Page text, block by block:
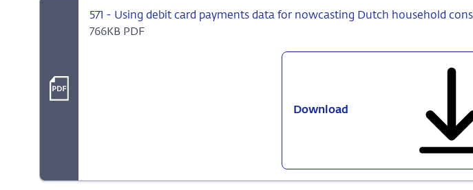
571 - Using debit card payments data for nowcasting Dutch household
766KB PDF
Download